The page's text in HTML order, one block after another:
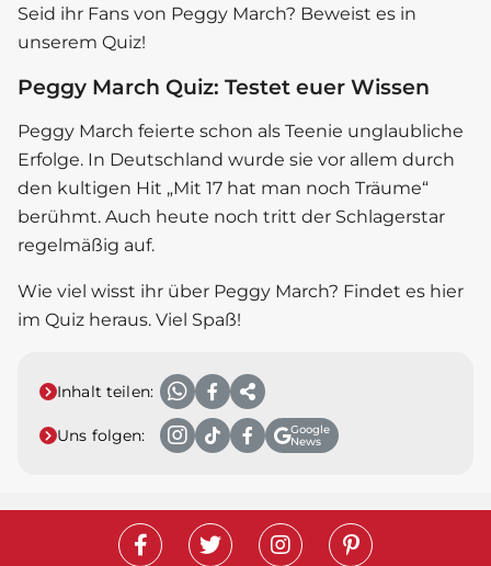
Seid ihr Fans von Peggy March? Beweist es in
unserem Quiz!
Peggy March Quiz: Testet euer Wissen
Peggy March feierte schon als Teenie unglaubliche
Erfolge. In Deutschland wurde sie vor allem durch
den kultigen Hit „Mit 17 hat man noch Träume“
berühmt. Auch heute noch tritt der Schlagerstar
regelmäßig auf.
Wie viel wisst ihr über Peggy March? Findet es hier
im Quiz heraus. Viel Spaß!
Inhalt teilen:
Uns folgen:
Google
News